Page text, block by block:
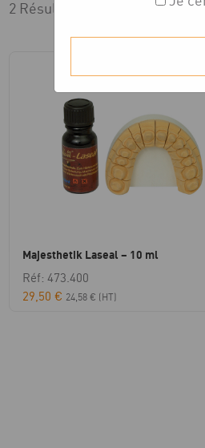
2 Résultats affichés
Majesthetik Laseal – 10 ml
Réf: 473.400
29,50 € 24,58 € (HT)